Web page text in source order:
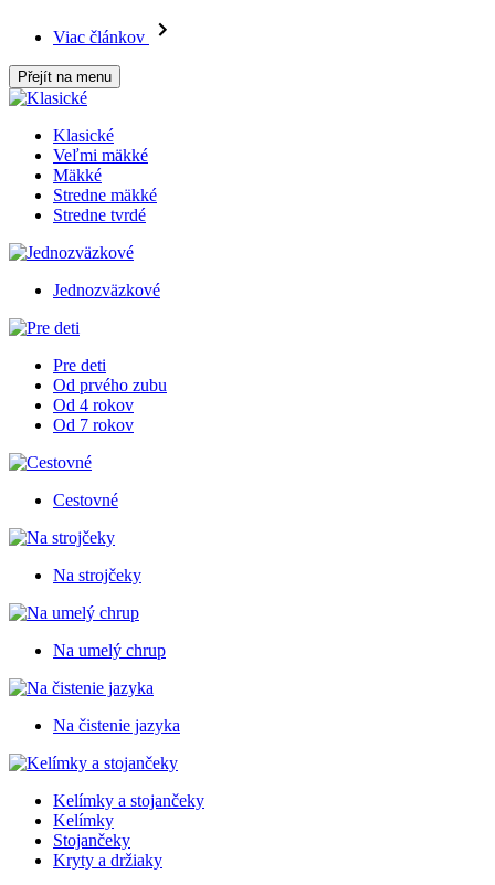
Viac článkov
Přejít na menu
Klasické
Veľmi mäkké
Mäkké
Stredne mäkké
Stredne tvrdé
Jednozväzkové
Pre deti
Od prvého zubu
Od 4 rokov
Od 7 rokov
Cestovné
Na strojčeky
Na umelý chrup
Na čistenie jazyka
Kelímky a stojančeky
Kelímky
Stojančeky
Kryty a držiaky